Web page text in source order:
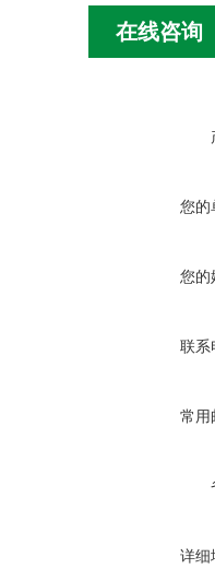
在线咨询
您的
您的
联系
常用
详细